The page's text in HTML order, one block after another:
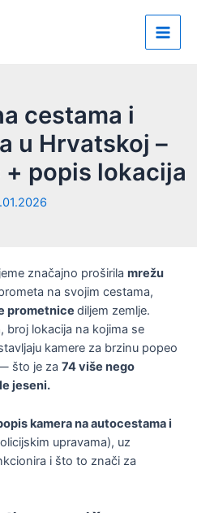
Main
cestama i
u Hrvatskoj –
popis lokacija
značajno proširila mrežu
na svojim cestama,
prometnice diljem zemlje.
broj lokacija na kojima se
kamere za brzinu popeo
što je za 74 više nego
jeseni.
kamera na autocestama i
upravama), uz
i što to znači za